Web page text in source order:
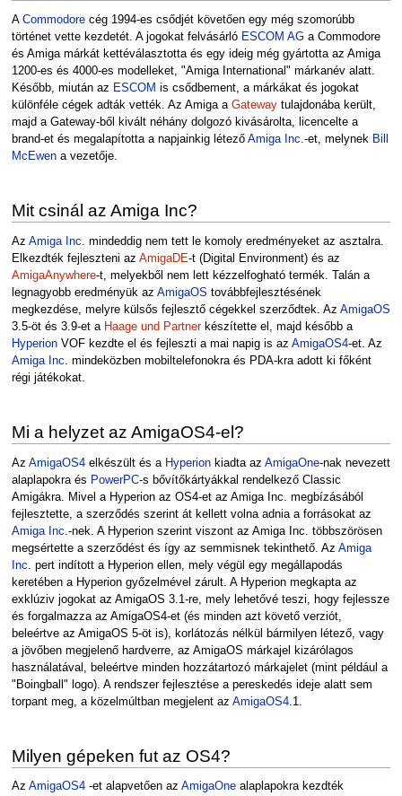
A Commodorecég 1994-es csődjét követően egy még szomorúbb
történet vette kezdetét. A jogokat felvásárló ESCOM AGa Commodore
és Amiga márkát kettéválasztotta és egy ideig még gyártotta az Amiga
1200-es és 4000-es modelleket, "Amiga International" márkanév alatt.
Később, miután az ESCOM is csődbement, a márkákat és jogokat
különféle cégek adták vették. Az Amiga a Gatewaytulajdonába került,
majd a Gateway-ből kivált néhány dolgozó kivásárolta, licencelte a
brand-et és megalapította a napjainkig létező Amiga Inc.-et, melynek Bill
McEwena vezetője.
Mit csinál az Amiga Inc?
Az Amiga Inc . mindeddig nem tett le komoly eredményeket az asztalra.
Elkezdték fejleszteni az AmigaDE-t (Digital Environment) és az
AmigaAnywhere-t, melyekből nem lett kézzelfogható termék. Talán a
legnagyobb eredményük az AmigaOS továbbfejlesztésének
megkezdése, melyre külsős fejlesztő cégekkel szerződtek. Az AmigaOS
3.5-öt és 3.9-et a Haage und Partnerkészítette el, majd később a
HyperionVOF kezdte el és fejleszti a mai napig is az AmigaOS4-et. Az
Amiga Inc . mindeközben mobiltelefonokra és PDA-kra adott ki főként
régi játékokat.
Mi a helyzet az AmigaOS4-el?
Az AmigaOS4elkészült és a Hyperionkiadta az AmigaOne-nak nevezett
alaplapokra és PowerPC-s bővítőkártyákkal rendelkező Classic
Amigákra. Mivel a Hyperion az OS4-et az Amiga Inc. megbízásából
fejlesztette, a szerződés szerint át kellett volna adnia a forrásokat az
Amiga Inc .-nek. A Hyperion szerint viszont az Amiga Inc. többszörösen
megsértette a szerződést és így az semmisnek tekinthető. Az Amiga
Inc . pert indított a Hyperion ellen, mely végül egy megállapodás
keretében a Hyperion győzelmével zárult. A Hyperion megkapta az
exklúziv jogokat az AmigaOS 3.1-re, mely lehetővé teszi, hogy fejlessze
és forgalmazza az AmigaOS4-et (és minden azt követő verziót,
beleértve az AmigaOS 5-öt is), korlátozás nélkül bármilyen létező, vagy
a jövőben megjelenő hardverre, az AmigaOS márkajel kizárólagos
használatával, beleértve minden hozzátartozó márkajelet (mint például a
"Boingball" logo). A rendszer fejlesztése a pereskedés ideje alatt sem
torpant meg, a közelmúltban megjelent az AmigaOS4.1.
Milyen gépeken fut az OS4?
Az AmigaOS4-et alapvetően az AmigaOnealaplapokra kezdték